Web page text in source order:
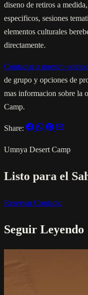
diseno de retiros a
especificos, sesiones
elementos culturales
directamente.
Contactar a nuestro equipo
de grupo y opciones de
mas informacion sobre la
Camp.
Share:
Umnya Desert Camp
Listo para el
ReservarContacto
Seguir Leyendo